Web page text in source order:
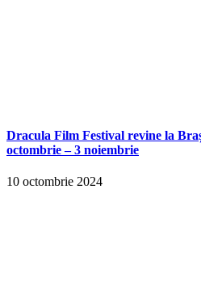
Dracula Film Festival revine la
octombrie – 3 noiembrie
10 octombrie 2024